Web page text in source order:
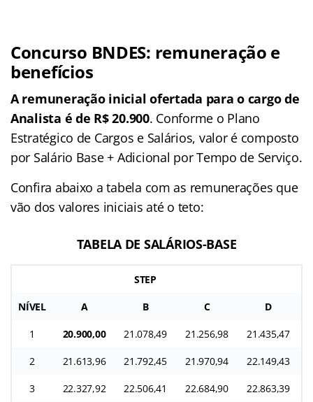
Concurso BNDES: remuneração e
benefícios
A remuneração inicial ofertada para o cargo de
Analista é de R$ 20.900. Conforme o Plano
Estratégico de Cargos e Salários, valor é composto
por Salário Base + Adicional por Tempo de Serviço.
Confira abaixo a tabela com as remunerações que
vão dos valores iniciais até o teto:
TABELA DE SALÁRIOS-BASE
STEP
NÍVEL A B C D
1 20.900,00 21.078,49 21.256,98 21.435,47
2 21.613,96 21.792,45 21.970,94 22.149,43
3 22.327,92 22.506,41 22.684,90 22.863,39